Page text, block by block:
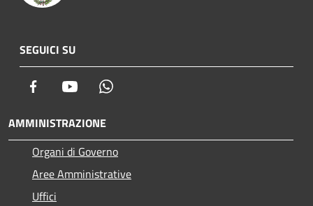
SEGUICI SU
Facebook Youtube
AMMINISTRAZIONE
Organi di Governo
Aree Amministrative
Uffici